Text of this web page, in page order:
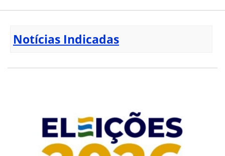
Notícias Indicadas